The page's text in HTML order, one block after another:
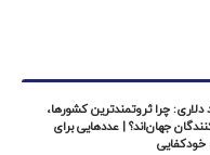
چرا ثروتمندترین کشورها،
جهان‌اند؟ | عددهایی برای
خودکفایی